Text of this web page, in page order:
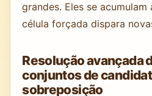
grandes. Eles se
célula forçada dispara
Resolução avançada
conjuntos de
sobreposição